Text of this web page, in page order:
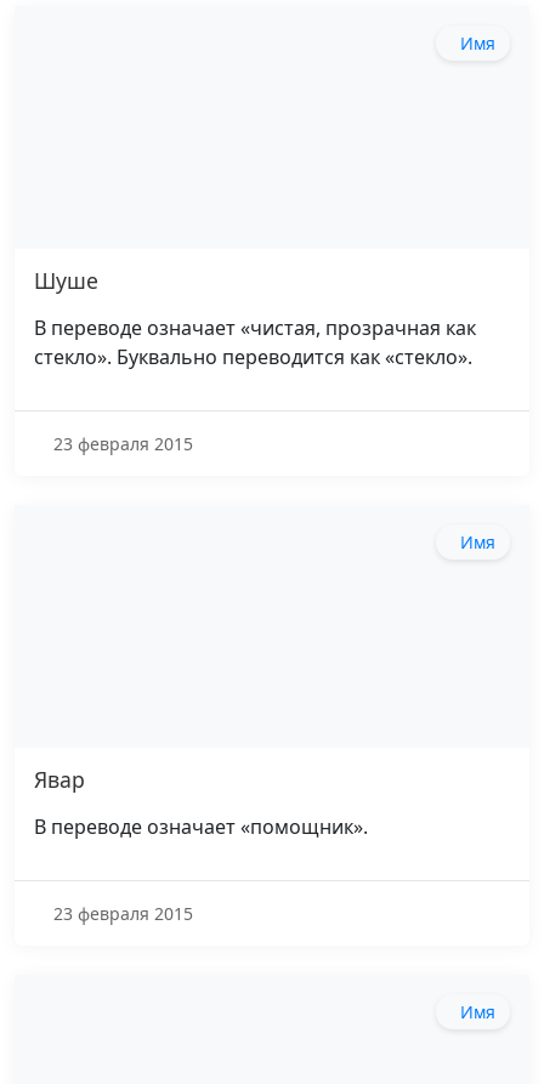
Имя
Шуше
В переводе означает «чистая, прозрачная как
стекло». Буквально переводится как «стекло».
23 февраля 2015
Имя
Явар
В переводе означает «помощник».
23 февраля 2015
Имя